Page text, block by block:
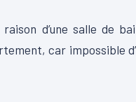
d’une salle de
car impossible